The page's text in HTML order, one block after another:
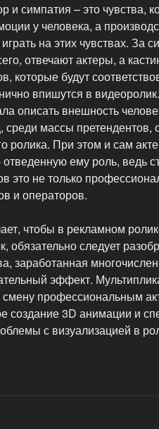
и симпатия – это чувства,
у человека, а
на этих чувствах. За
отвечают актеры, а
которые будут
впишутся в
описать внешность
среди массы претендентов,
ролика. При этом и сам
ему роль, ведь
это не только
и операторов.
чтобы в рекламном
обязательно следует
заработанная
эффект.
профессиональным
создание 3D анимации и
с визуализацией в